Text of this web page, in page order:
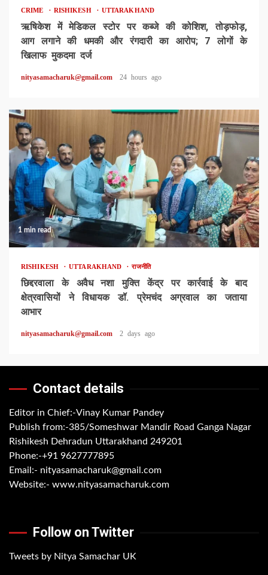
CRIME RISHIKESH UTTARAKHAND
ऋषिकेश में मेडिकल स्टोर पर कब्जे की कोशिश, तोड़फोड़,
आग लगाने की धमकी और रंगदारी का आरोप; 7 लोगों के
खिलाफ मुकदमा दर्ज
nityasamacharuk@gmail.com 24 hours ago
1 min read
RISHIKESH UTTARAKHAND राजनीति
छिद्दरवाला के अवैध नशा मुक्ति केंद्र पर कार्रवाई के बाद
क्षेत्रवासियों ने विधायक डॉ. प्रेमचंद अग्रवाल का जताया
आभार
nityasamacharuk@gmail.com 2 days ago
Contact details
Editor in Chief:-Vinay Kumar Pandey
Publish from:-385/Someshwar Mandir Road Ganga Nagar
Rishikesh Dehradun Uttarakhand 249201
Phone:-+91 9627777895
Email:- nityasamacharuk@gmail.com
Website:- www.nityasamacharuk.com
Follow on Twitter
Tweets by Nitya Samachar UK